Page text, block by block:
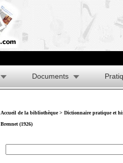
Documents
Accueil de la bibliothèque> Dictionnaire pratique et
Brennet (1926)